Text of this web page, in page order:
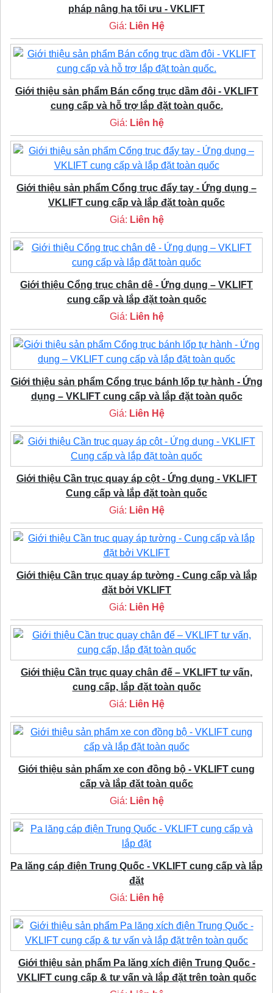
pháp nâng hạ tối ưu - VKLIFT
Giá: Liên Hệ
Giới thiệu sản phẩm Bán cổng trục dầm đôi - VKLIFT
cung cấp và hỗ trợ lắp đặt toàn quốc.
Giá: Liên hệ
Giới thiệu sản phẩm Cổng trục đẩy tay - Ứng dụng –
VKLIFT cung cấp và lắp đặt toàn quốc
Giá: Liên hệ
Giới thiệu Cổng trục chân dê - Ứng dụng – VKLIFT
cung cấp và lắp đặt toàn quốc
Giá: Liên hệ
Giới thiệu sản phẩm Cổng trục bánh lốp tự hành - Ứng
dụng – VKLIFT cung cấp và lắp đặt toàn quốc
Giá: Liên Hệ
Giới thiệu Cần trục quay áp cột - Ứng dụng - VKLIFT
Cung cấp và lắp đặt toàn quốc
Giá: Liên Hệ
Giới thiệu Cần trục quay áp tường - Cung cấp và lắp
đặt bởi VKLIFT
Giá: Liên Hệ
Giới thiệu Cần trục quay chân đế – VKLIFT tư vấn,
cung cấp, lắp đặt toàn quốc
Giá: Liên Hệ
Giới thiệu sản phẩm xe con đồng bộ - VKLIFT cung
cấp và lắp đặt toàn quốc
Giá: Liên hệ
Pa lăng cáp điện Trung Quốc - VKLIFT cung cấp và lắp
đặt
Giá: Liên hệ
Giới thiệu sản phẩm Pa lăng xích điện Trung Quốc -
VKLIFT cung cấp & tư vấn và lắp đặt trên toàn quốc